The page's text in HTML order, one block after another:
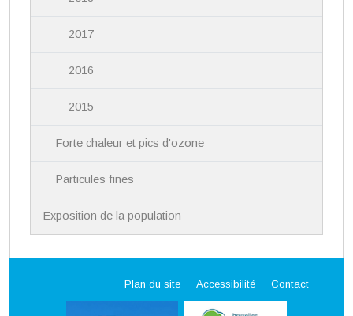
2017
2016
2015
Forte chaleur et pics d'ozone
Particules fines
Exposition de la population
Plan du site Accessibilité Contact